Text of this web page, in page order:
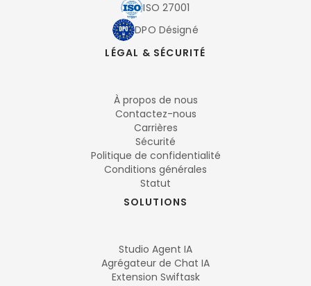
ISO 27001
DPO Désigné
LÉGAL & SÉCURITÉ
À propos de nous
Contactez-nous
Carrières
Sécurité
Politique de confidentialité
Conditions générales
Statut
SOLUTIONS
Studio Agent IA
Agrégateur de Chat IA
Extension Swiftask